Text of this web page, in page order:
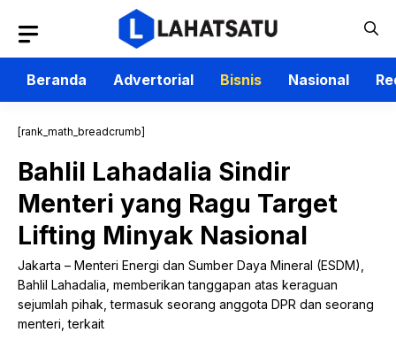
isi
Beranda
Advertorial Bisnis Nasional
[rank_math_breadcrumb]
Bahlil Lahadalia Sindir
Menteri yang Ragu Target
Lifting Minyak Nasional
Jakarta – Menteri Energi dan Sumber Daya Mineral (ESDM),
Bahlil Lahadalia, memberikan tanggapan atas keraguan
sejumlah pihak, termasuk seorang anggota DPR dan seorang
menteri, terkait